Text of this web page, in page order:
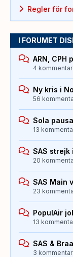
Regler för
I FORUMET
ARN, CPH
4
Ny kris i
56
Sola
13
SAS strejk
20
SAS Main
23
PopulAir
13
SAS &
3